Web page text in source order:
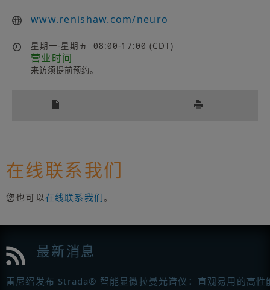
www.renishaw.com/neuro
星期一-星期五 08:00-17:00 (CDT)
营业时间
来访须提前预约。
在线联系我们
您也可以在线联系我们。
最新消息
雷尼绍发布 Strada® 智能显微拉曼光谱仪：直观易用的高性